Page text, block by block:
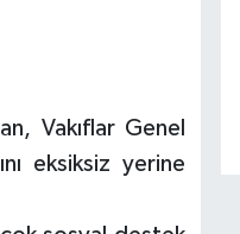
Vakıflar Genel
eksiksiz yerine